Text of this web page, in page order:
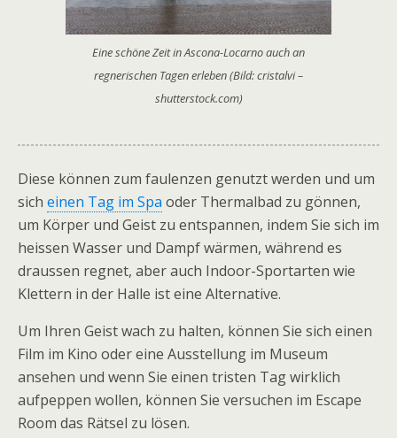
Eine schöne Zeit in Ascona-Locarno auch an
regnerischen Tagen erleben (Bild: cristalvi –
shutterstock.com)
Diese können zum faulenzen genutzt werden und um
sich einen Tag im Spa oder Thermalbad zu gönnen,
um Körper und Geist zu entspannen, indem Sie sich im
heissen Wasser und Dampf wärmen, während es
draussen regnet, aber auch Indoor-Sportarten wie
Klettern in der Halle ist eine Alternative.
Um Ihren Geist wach zu halten, können Sie sich einen
Film im Kino oder eine Ausstellung im Museum
ansehen und wenn Sie einen tristen Tag wirklich
aufpeppen wollen, können Sie versuchen im Escape
Room das Rätsel zu lösen.